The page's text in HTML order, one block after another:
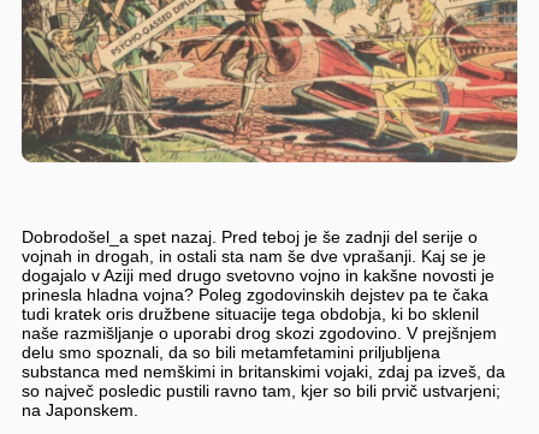
Dobrodošel_a spet nazaj. Pred teboj je še zadnji del serije o
vojnah in drogah, in ostali sta nam še dve vprašanji. Kaj se je
dogajalo v Aziji med drugo svetovno vojno in kakšne novosti je
prinesla hladna vojna? Poleg zgodovinskih dejstev pa te čaka
tudi kratek oris družbene situacije tega obdobja, ki bo sklenil
naše razmišljanje o uporabi drog skozi zgodovino. V prejšnjem
delu smo spoznali, da so bili metamfetamini priljubljena
substanca med nemškimi in britanskimi vojaki, zdaj pa izveš, da
so največ posledic pustili ravno tam, kjer so bili prvič ustvarjeni;
na Japonskem.